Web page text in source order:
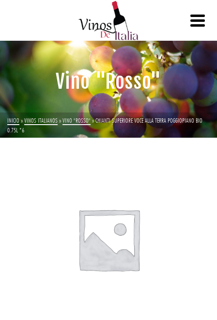
Vino "Rosso"
INICIO»VINOS ITALIANOS»VINO "ROSSO" »CHIANTI SUPERIORE VOCE ALLA TERRA POGGIOPIANO BIO
0.75L *6